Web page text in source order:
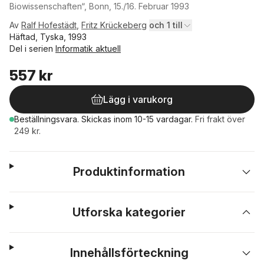
Biowissenschaften“, Bonn, 15./16. Februar 1993
Av Ralf Hofestädt Fritz Krückeberg och 1 till
Häftad, Tyska, 1993
Del i serien Informatik aktuell
557 kr
Lägg i varukorg
Beställningsvara. Skickas inom 10-15 vardagar. Fri frakt över
249 kr.
Produktinformation
Utforska kategorier
Innehållsförteckning